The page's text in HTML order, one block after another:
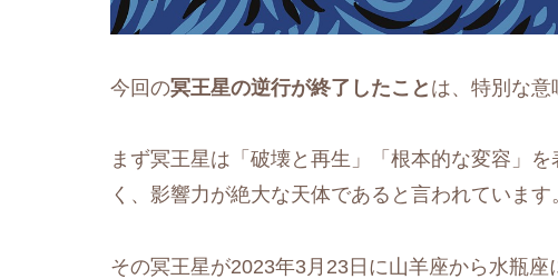
今回の冥王星の逆行が終了したこと は、特別な意
まず冥王星は「破壊と再生」「根本的な変容」
く、影響力が絶大な天体であると言われています
その冥王星が2023年3月23日に山羊座から水瓶座